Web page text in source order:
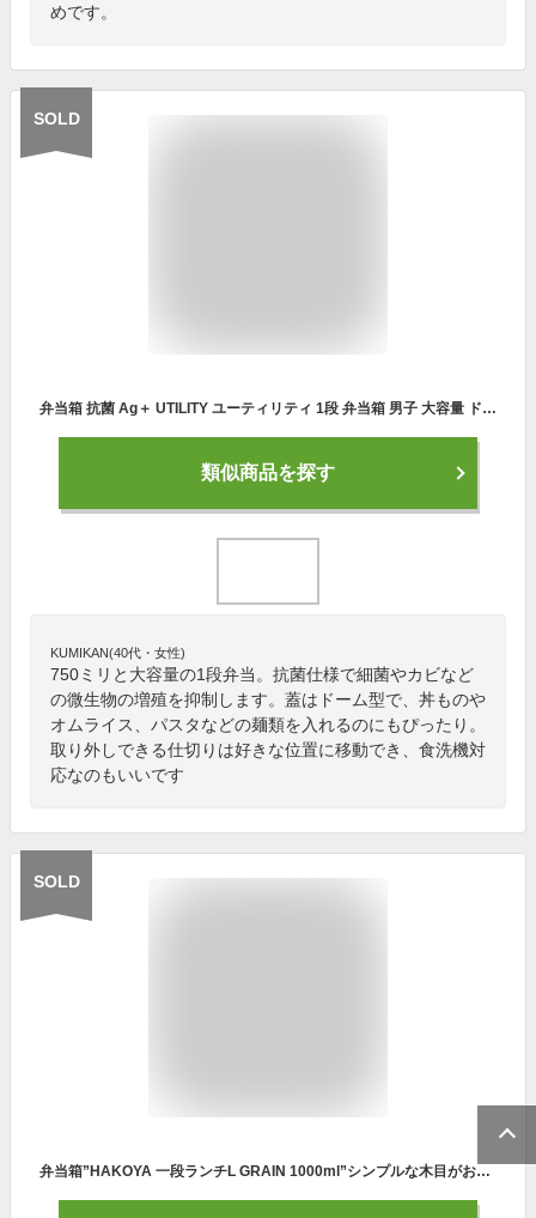
めです。
SOLD
弁当箱 抗菌 Ag＋ UTILITY ユーティリティ 1段 弁当箱 男子 大容量 ドーム1段ランチボックス 750ml ドーム型 お弁当箱 メンズ 男性 お弁当箱 男子 大容量 女子 大人 おしゃれ 子供 レンジ対応 食洗機対応 日本製 国産 イエロースタジオ
類似商品を探す
KUMIKAN(40代・女性)
750ミリと大容量の1段弁当。抗菌仕様で細菌やカビなど
の微生物の増殖を抑制します。蓋はドーム型で、丼ものや
オムライス、パスタなどの麺類を入れるのにもぴったり。
取り外しできる仕切りは好きな位置に移動でき、食洗機対
応なのもいいです
SOLD
弁当箱”HAKOYA 一段ランチL GRAIN 1000ml”シンプルな木目がおしゃれ1段 シリコンパッキン電子レンジ対応 食洗器対応日本製 LUNCH BOX